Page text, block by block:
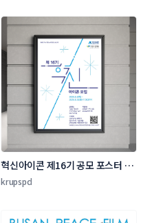
혁신아이콘 제16기 공모 포스터 디
자인 콘테스트
krupspd